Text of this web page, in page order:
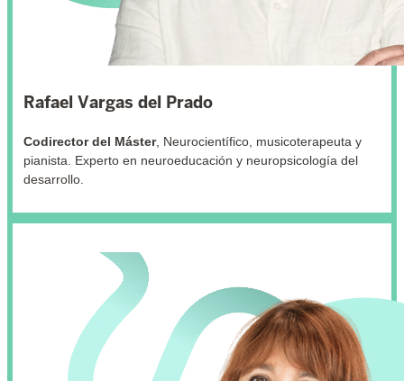
Rafael Vargas del Prado
Codirector del Máster, Neurocientífico, musicoterapeuta y
pianista. Experto en neuroeducación y neuropsicología del
desarrollo.